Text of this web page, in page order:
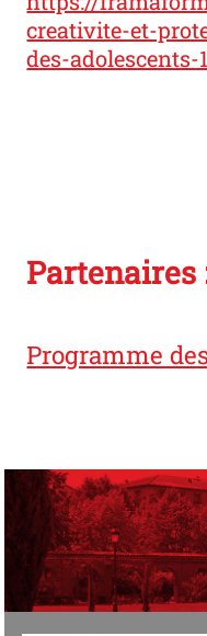
creativite-et-
des-adolescents-
Partenaires
Programme